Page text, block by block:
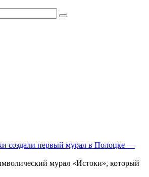
создали первый мурал в Полоцке —
мурал «Истоки», который